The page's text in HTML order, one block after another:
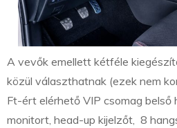
A vevők emellett kétféle
közül választhatnak (ezek nem
Ft-ért elérhető VIP csomag
monitort, head-up kijelzőt, 8